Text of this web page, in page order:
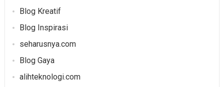
Blog Kreatif
Blog Inspirasi
seharusnya.com
Blog Gaya
alihteknologi.com